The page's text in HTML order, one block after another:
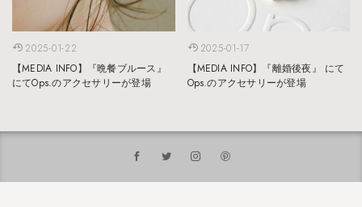
2025-01-22
【MEDIA INFO】『晩餐ブルース』
にてOps.のアクセサリーが登場
2025-01-17
【MEDIA INFO】『離婚後夜』 にて
Ops.のアクセサリーが登場